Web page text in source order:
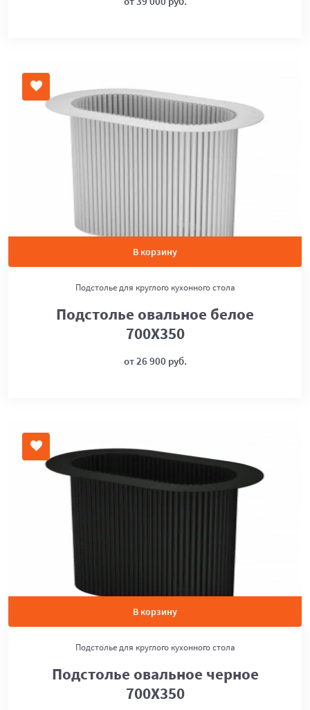
В корзину
Подстолье для круглого кухонного стола
Подстолье овальное белое
700Х350
от 26 900 руб.
В корзину
Подстолье для круглого кухонного стола
Подстолье овальное черное
700Х350